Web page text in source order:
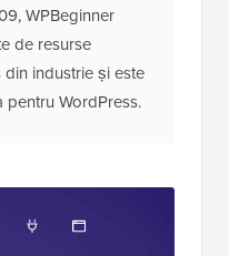
WPBeginner
de resurse
industrie și este
WordPress.